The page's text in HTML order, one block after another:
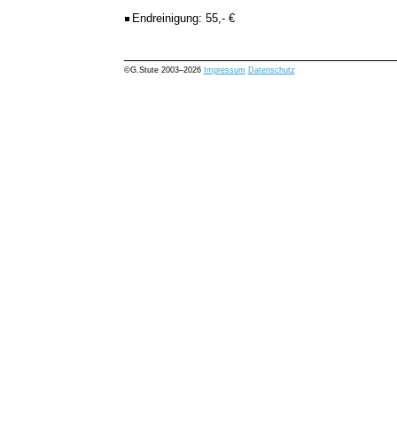
Endreinigung: 55,- €
©G.Stute 2003–2026 Impressum Datenschutz